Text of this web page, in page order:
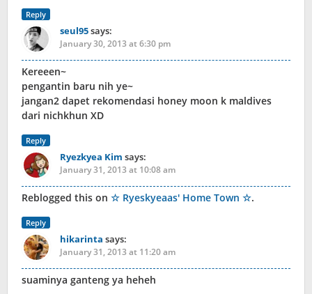
Reply
seul95says:
January 30, 2013 at 6:30 pm
Kereeen~
pengantin baru nih ye~
jangan2 dapet rekomendasi honey moon k maldives
dari nichkhun XD
Reply
Ryezkyea Kim says:
January 31, 2013 at 10:08 am
Reblogged this on ☆ Ryeskyeaas' Home Town ☆.
Reply
hikarinta says:
January 31, 2013 at 11:20 am
suaminya ganteng ya heheh